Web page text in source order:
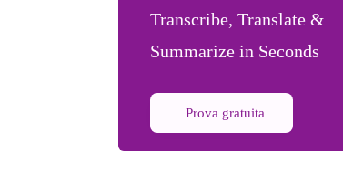
Transcribe, Translate &
Summarize in Seconds
Prova gratuita